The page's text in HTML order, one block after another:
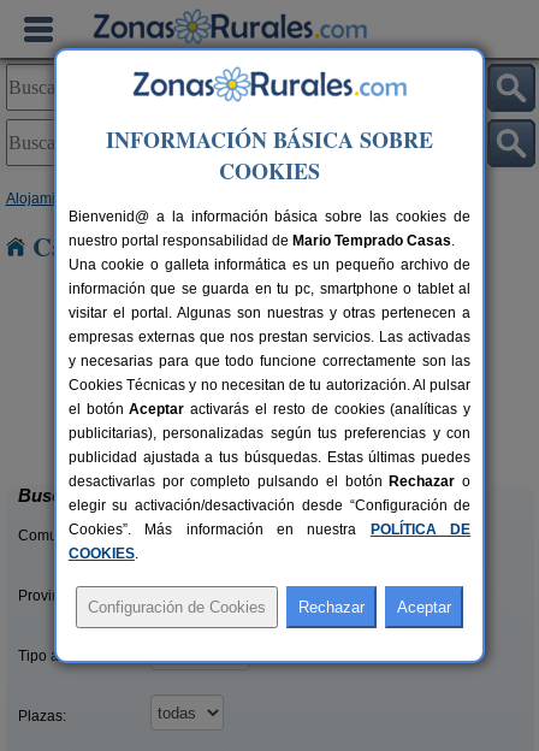
Alojamientos
Casas Rurales cerca de Jalon
2-28+5 pers.
desde20 €
Masia L´Ancornia
Tibi (Alicante)
Buscar
Comunidades:
Provincias/Islas:
Tipo alquiler:
Plazas:
INFORMACIÓN BÁSICA SOBRE
COOKIES
Bienvenid@ a la información básica sobre las cookies de
nuestro portal responsabilidad de Mario Temprado Casas.
Una cookie o galleta informática es un pequeño archivo de
información que se guarda en tu pc, smartphone o tablet al
visitar el portal. Algunas son nuestras y otras pertenecen a
empresas externas que nos prestan servicios. Las activadas
y necesarias para que todo funcione correctamente son las
Cookies Técnicas y no necesitan de tu autorización. Al pulsar
el botónAceptar activarás el resto de cookies (analíticas y
publicitarias), personalizadas según tus preferencias y con
publicidad ajustada a tus búsquedas. Estas últimas puedes
desactivarlas por completo pulsando el botón Rechazar o
elegir su activación/desactivación desde “Configuración de
Cookies”. Más información en nuestra
POLÍTICA DE
COOKIES.